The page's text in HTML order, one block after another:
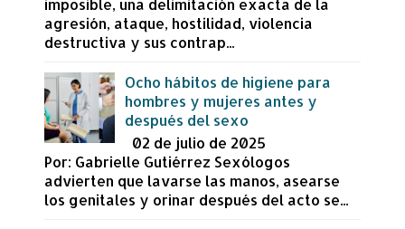
imposible, una delimitación exacta de la
agresión, ataque, hostilidad, violencia
destructiva y sus contrap...
Ocho hábitos de higiene para
hombres y mujeres antes y
después del sexo
02 de julio de 2025
Por: Gabrielle Gutiérrez Sexólogos
advierten que lavarse las manos, asearse
los genitales y orinar después del acto se...